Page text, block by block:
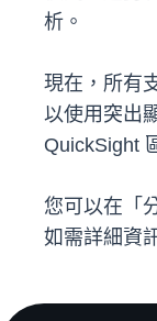
析。
現在，所有
以使用突出
QuickSight
您可以在「
如需詳細資